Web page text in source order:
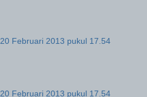
20 Februari 2013 pukul 17.54
20 Februari 2013 pukul 17.54